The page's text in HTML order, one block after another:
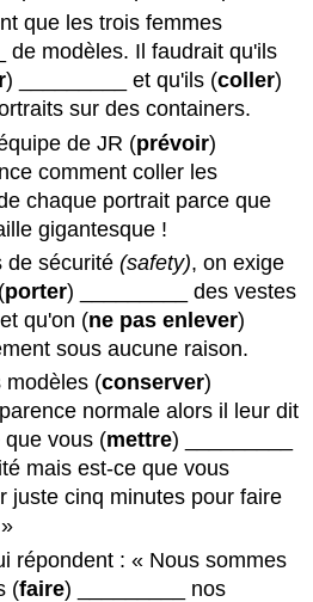
que les trois femmes
de modèles. Il faudrait qu'ils
) _________ et qu'ils (coller)
sur des containers.
de JR (prévoir)
comment coller les
chaque portrait parce que
gigantesque !
de sécurité(safety), on exige
porter) _________ des vestes
qu'on (ne pas enlever)
sous aucune raison.
modèles (conserver)
normale alors il leur dit
que vous (mettre) _________
mais est-ce que vous
juste cinq minutes pour faire
répondent : « Nous sommes
(faire) _________ nos